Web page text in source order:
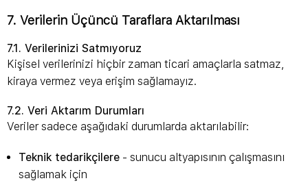
7. Verilerin Üçüncü Taraflara Aktarılması
7.1. Verilerinizi Satmıyoruz
Kişisel verilerinizi hiçbir zaman ticari amaçlarla satmaz,
kiraya vermez veya erişim sağlamayız.
7.2. Veri Aktarım Durumları
Veriler sadece aşağıdaki durumlarda aktarılabilir:
Teknik tedarikçilere - sunucu altyapısının çalışmasını
sağlamak için